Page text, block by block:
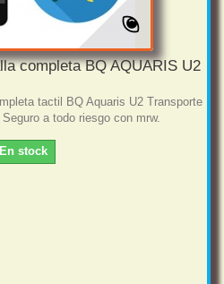
completa BQ AQUARIS U2
tactil BQ Aquaris U2 Transporte
a todo riesgo con mrw.
En stock